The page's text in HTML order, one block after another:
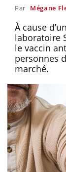
Par Mégane
À cause
laboratoire
le vaccin
personnes
marché.